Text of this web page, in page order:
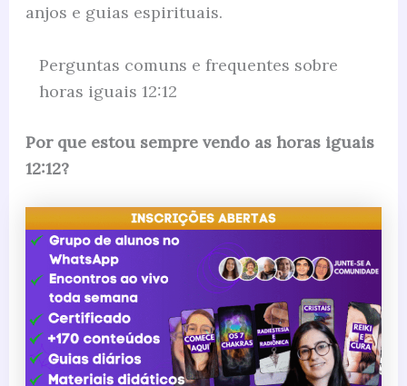
anjos e guias espirituais.
Perguntas comuns e frequentes sobre
horas iguais 12:12
Por que estou sempre vendo as horas iguais
12:12?